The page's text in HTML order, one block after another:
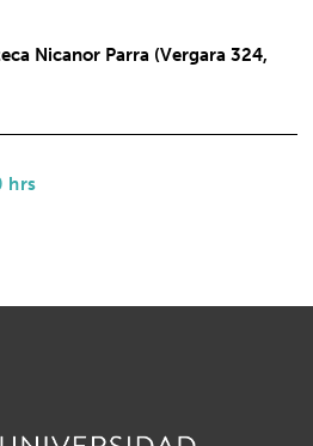
Nicanor Parra (Vergara 324,
hrs